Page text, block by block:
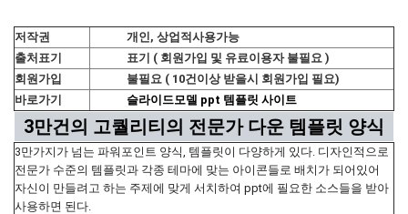
저작권
개인, 상업적사용가능
출처표기
표기 ( 회원가입 및 유료이용자 불필요 )
회원가입
불필요 ( 10건이상 받을시 회원가입 필요)
바로가기
슬라이드모델 ppt 템플릿 사이트
3만건의 고퀄리티의 전문가 다운 템플릿 양식
3만가지가 넘는 파워포인트 양식, 템플릿이 다양하게 있다. 디자인적으로
전문가 수준의 템플릿과 각종 테마에 맞는 아이콘들로 배치가 되어있어
자신이 만들려고 하는 주제에 맞게 서치하여 ppt에 필요한 소스들을 받아
사용하면 된다.